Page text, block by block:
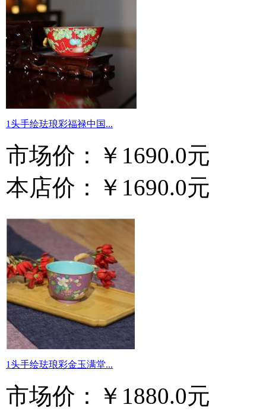
1头手绘珐琅彩福禄中国...
市场价：
￥1690.0元
本店价：
￥1690.0元
1头手绘珐琅彩金玉满堂...
市场价：
￥1880.0元